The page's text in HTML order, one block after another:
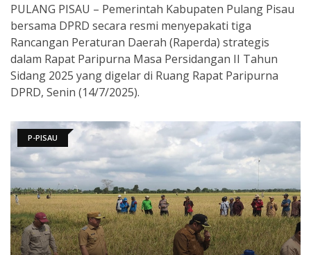
PULANG PISAU – Pemerintah Kabupaten Pulang Pisau
bersama DPRD secara resmi menyepakati tiga
Rancangan Peraturan Daerah (Raperda) strategis
dalam Rapat Paripurna Masa Persidangan II Tahun
Sidang 2025 yang digelar di Ruang Rapat Paripurna
DPRD, Senin (14/7/2025).
P-PISAU